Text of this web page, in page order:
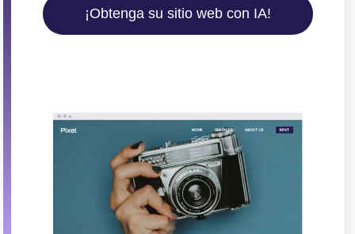
¡Obtenga su sitio web con IA!